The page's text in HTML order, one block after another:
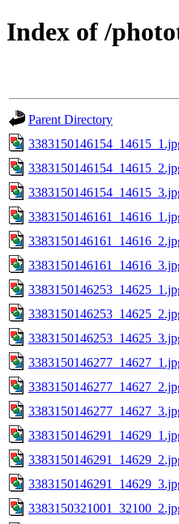
Index of /
Parent Directory